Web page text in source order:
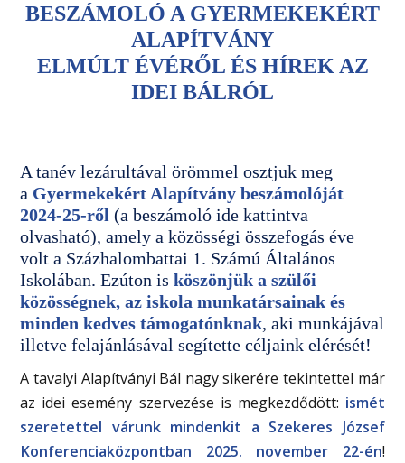
BESZÁMOLÓ A GYERMEKEKÉRT
ALAPÍTVÁNY
ELMÚLT ÉVÉRŐL ÉS HÍREK AZ
IDEI BÁLRÓL
A tanév lezárultával örömmel osztjuk meg
a Gyermekekért Alapítvány beszámolóját
2024-25-ről (a beszámoló ide kattintva
olvasható), amely a közösségi összefogás éve
volt a Százhalombattai 1. Számú Általános
Iskolában. Ezúton isköszönjük a szülői
közösségnek, az iskola munkatársainak és
minden kedves támogatónknak, aki munkájával
illetve felajánlásával segítette céljaink elérését!
A tavalyi Alapítványi Bál nagy sikerére tekintettel már
az idei esemény szervezése is megkezdődött: ismét
szeretettel várunk mindenkit a Szekeres József
Konferenciaközpontban 2025. november 22-én!